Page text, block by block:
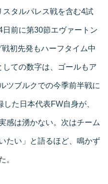
タルパレス戦を含む4試
前に第30節エヴァートン
初先発もハーフタイム中
ての数字は、ゴールもア
ツブルクでの今季前半戦に
た日本代表FW自身が、
感は湧かない。次はチーム
たい」と語るほど、鳴かず
。